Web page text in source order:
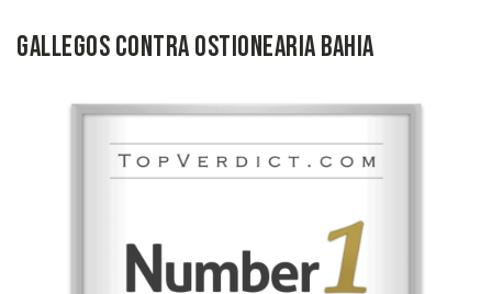
Gallegos Contra Ostionearia Bahia